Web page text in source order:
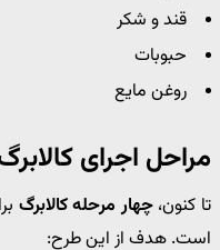
قند و شکر
حبوبات
روغن مایع
مراحل اجرای
تا کنون،چهار مرحله کالابرگ
است. هدف از این طرح: